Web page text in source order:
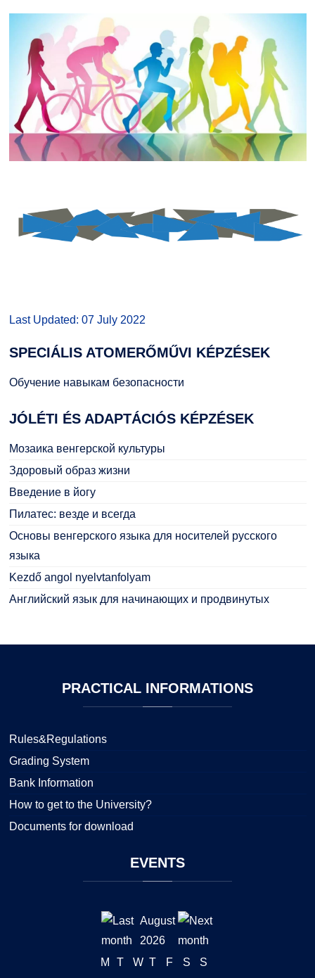
Last Updated: 07 July 2022
SPECIÁLISATOMERŐMŰVI KÉPZÉSEK
Обучение навыкам безопасности
JÓLÉTI ÉS ADAPTÁCIÓS KÉPZÉSEK
Мозаика венгерской культуры
Здоровый образ жизни
Введение в йогу
Пилатес: везде и всегда
Основы венгерского языка для носителей русского
языка
Kezdő angol nyelvtanfolyam
Английский язык для начинающих и продвинутых
PRACTICAL INFORMATIONS
Rules&Regulations
Grading System
Bank Information
How to get to the University?
Documents for download
EVENTS
August
2026
M
T W T F S
S